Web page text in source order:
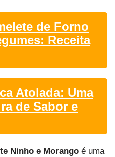
de Forno
Receita
Atolada: Uma
de Sabor e
Ninho e Morango é uma